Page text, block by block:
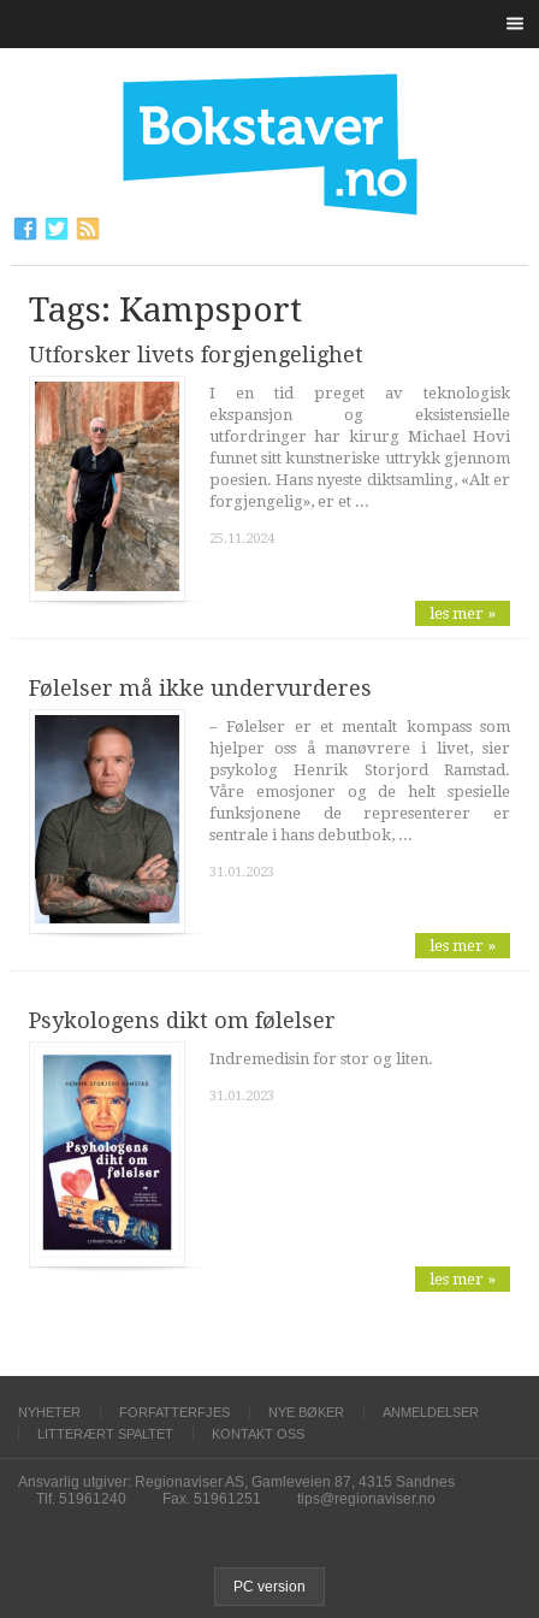
Tags: Kampsport
Utforsker livets forgjengelighet
I en tid preget av teknologisk
ekspansjon og eksistensielle
utfordringer har kirurg Michael Hovi
funnet sitt kunstneriske uttrykk gjennom
poesien. Hans nyeste diktsamling, «Alt er
forgjengelig», er et ...
25.11.2024
les mer »
Følelser må ikke undervurderes
– Følelser er et mentalt kompass som
hjelper oss å manøvrere i livet, sier
psykolog Henrik Storjord Ramstad.
Våre emosjoner og de helt spesielle
funksjonene de representerer er
sentrale i hans debutbok, ...
31.01.2023
les mer »
Psykologens dikt om følelser
Indremedisin for stor og liten.
31.01.2023
les mer »
NYHETER FORFATTERFJES NYE BØKER
ANMELDELSER
LITTERÆRT SPALTET
KONTAKT OSS
Ansvarlig utgiver: Regionaviser AS, Gamleveien 87, 4315 Sandnes
Tlf. 51961240
Fax. 51961251 tips@regionaviser.no
PC version